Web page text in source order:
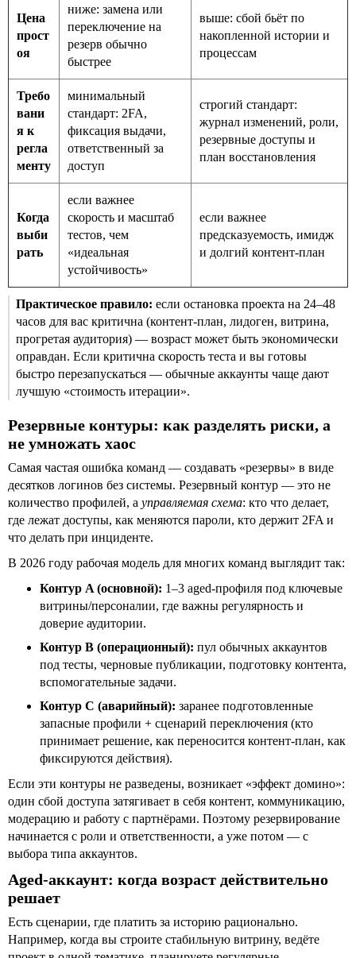
Цена
прост
оя
ниже: замена или
переключение на
резерв обычно
быстрее
выше: сбой бьёт по
накопленной истории и
процессам
Требо
вани
я к
регла
менту
минимальный
стандарт: 2FA,
фиксация выдачи,
ответственный за
доступ
строгий стандарт:
журнал изменений, роли,
резервные доступы и
план восстановления
Когда
выби
рать
если важнее
скорость и масштаб
тестов, чем
«идеальная
устойчивость»
если важнее
предсказуемость, имидж
и долгий контент-план
Практическое правило: если остановка проекта на 24–48
часов для вас критична (контент-план, лидоген, витрина,
прогретая аудитория) — возраст может быть экономически
оправдан. Если критична скорость теста и вы готовы
быстро перезапускаться — обычные аккаунты чаще дают
лучшую «стоимость итерации».
Резервные контуры: как разделять риски, а
не умножать хаос
Самая частая ошибка команд — создавать «резервы» в виде
десятков логинов без системы. Резервный контур — это не
количество профилей, а управляемая схема: кто что делает,
где лежат доступы, как меняются пароли, кто держит 2FA и
что делать при инциденте.
В 2026 году рабочая модель для многих команд выглядит так:
Контур A (основной): 1–3 aged-профиля под ключевые
витрины/персоналии, где важны регулярность и
доверие аудитории.
Контур B (операционный): пул обычных аккаунтов
под тесты, черновые публикации, подготовку контента,
вспомогательные задачи.
Контур C (аварийный): заранее подготовленные
запасные профили + сценарий переключения (кто
принимает решение, как переносится контент-план, как
фиксируются действия).
Если эти контуры не разведены, возникает «эффект домино»:
один сбой доступа затягивает в себя контент, коммуникацию,
модерацию и работу с партнёрами. Поэтому резервирование
начинается с роли и ответственности, а уже потом — с
выбора типа аккаунтов.
Aged-аккаунт: когда возраст действительно
решает
Есть сценарии, где платить за историю рационально.
Например, когда вы строите стабильную витрину, ведёте